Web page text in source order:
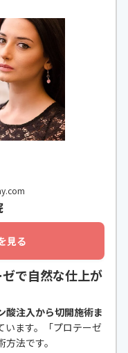
見る
で自然な仕上が
酸注入から切開施術ま
います。「プロテーゼ
法です。